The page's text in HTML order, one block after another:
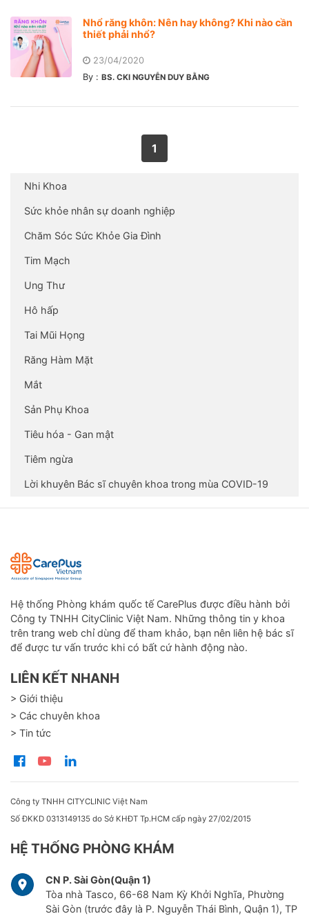
Nhổ răng khôn: Nên hay không? Khi nào cần
thiết phải nhổ?
23/04/2020
By : BS. CKI NGUYỄN DUY BẰNG
1
Nhi Khoa
Sức khỏe nhân sự doanh nghiệp
Chăm Sóc Sức Khỏe Gia Đình
Tim Mạch
Ung Thư
Hô hấp
Tai Mũi Họng
Răng Hàm Mặt
Mắt
Sản Phụ Khoa
Tiêu hóa - Gan mật
Tiêm ngừa
Lời khuyên Bác sĩ chuyên khoa trong mùa COVID-19
Hệ thống Phòng khám quốc tế CarePlus được điều hành bởi
Công ty TNHH CityClinic Việt Nam. Những thông tin y khoa
trên trang web chỉ dùng để tham khảo, bạn nên liên hệ bác sĩ
để được tư vấn trước khi có bất cứ hành động nào.
LIÊN KẾT NHANH
> Giới thiệu
> Các chuyên khoa
> Tin tức
Công ty TNHH CITYCLINIC Việt Nam
Số ĐKKD 0313149135 do Sở KHĐT Tp.HCM cấp ngày 27/02/2015
HỆ THỐNG PHÒNG KHÁM
CN P. Sài Gòn(Quận 1)
Tòa nhà Tasco, 66-68 Nam Kỳ Khởi Nghĩa, Phường
Sài Gòn (trước đây là P. Nguyễn Thái Bình, Quận 1), TP